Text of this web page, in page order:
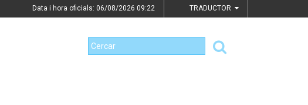
Data i hora oficials: 06/08/2026 09:22 TRADUCTOR